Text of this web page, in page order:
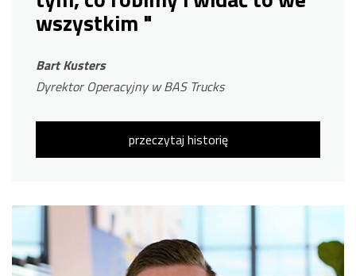
wszystkim "
Bart Kusters
Dyrektor Operacyjny w BAS Trucks
przeczytaj historię